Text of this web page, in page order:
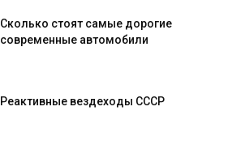
Сколько стоят самые дорогие
современные автомобили
Реактивные вездеходы СССР